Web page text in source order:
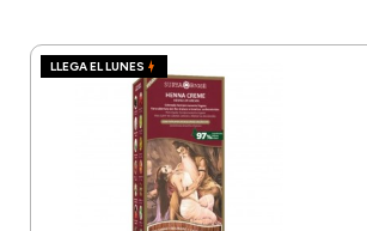
LLEGA EL LUNES